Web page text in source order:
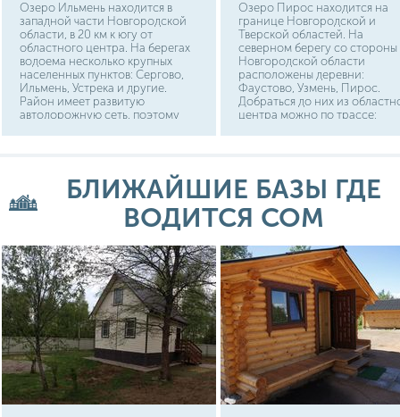
Озеро Ильмень находится в
западной части Новгородской
области, в 20 км к югу от
областного центра. На берегах
водоема несколько крупных
населенных пунктов: Сергово,
Ильмень, Устрека и другие.
Район имеет развитую
автодорожную сеть, поэтому
Озеро Пирос находится на
границе Новгородской и
Тверской областей. На
северном берегу со стороны
Новгородской области
расположены деревни:
Фаустово, Узмень, Пирос.
Добраться до них из
центра можно по трассе:
Рютино, Велье, Заостровье.
Твери туда можно добраться
маршруту: Тверь – Вышний
Волочек – Бологое –
БЛИЖАЙШИЕ БАЗЫ ГДЕ
ВОДИТСЯ СОМ